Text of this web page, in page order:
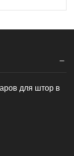
для штор в